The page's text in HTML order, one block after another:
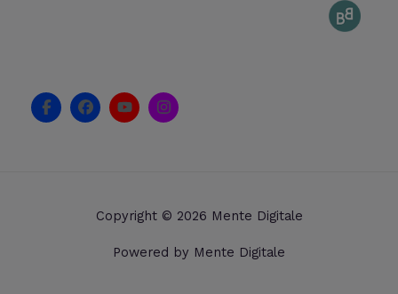
F
a
c
F
a
c
Y
o
u
I
n
s
m
Copyright © 2026 Mente Digitale
Powered by Mente Digitale